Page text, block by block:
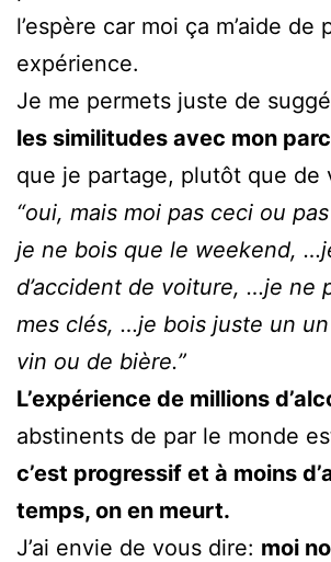
l’espère car moi ça m’aide de
expérience.
Je me permets juste de
les similitudes avec mon
que je partage, plutôt que de
“oui, mais moi pas ceci ou
je ne bois que le weekend,
d’accident de voiture, …je ne
mes clés, …je bois juste un
vin ou de bière.”
L’expérience de millions
abstinents de par le monde
c’est progressif et à moins
temps, on en meurt.
J’ai envie de vous dire: moi